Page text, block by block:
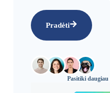
Pradėti
Pasitiki